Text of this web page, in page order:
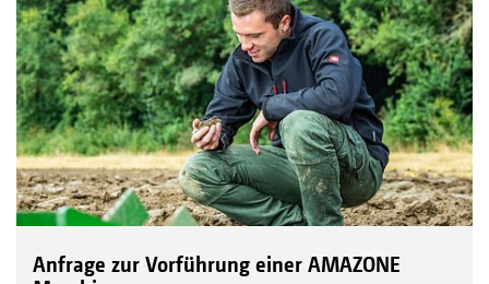
Anfrage zur Vorführung einer AMAZONE